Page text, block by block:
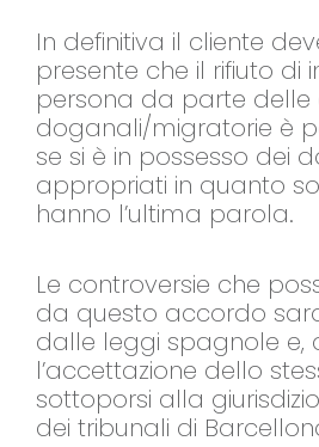
In definitiva il cliente
presente che il rifiuto di
persona da parte delle
doganali/migratorie è
se si è in possesso dei
appropriati in quanto
hanno l’ultima parola.
Le controversie che
da questo accordo
dalle leggi spagnole e,
l’accettazione dello
sottoporsi alla
dei tribunali di